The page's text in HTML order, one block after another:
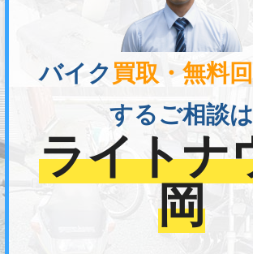
バイク 買取・無料
するご相談は
ライトナ
岡